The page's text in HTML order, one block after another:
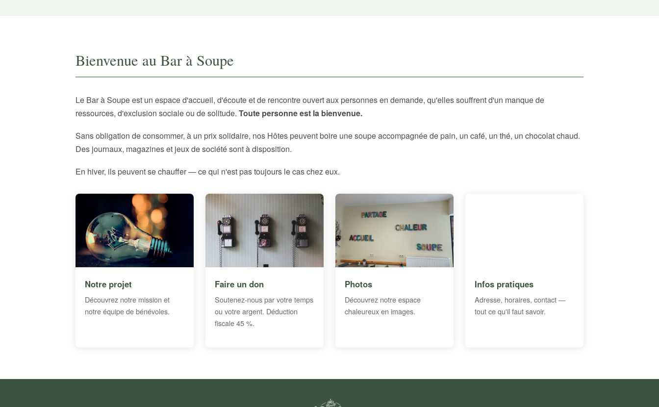
Bienvenue au Bar à Soupe
Le Bar à Soupe est un espace d'accueil, d'écoute et de rencontre ouvert aux personnes en demande, qu'elles souffrent d'un manque de
ressources, d'exclusion sociale ou de solitude. Toute personne est la bienvenue.
Sans obligation de consommer, à un prix solidaire, nos Hôtes peuvent boire une soupe accompagnée de pain, un café, un thé, un chocolat chaud.
Des journaux, magazines et jeux de société sont à disposition.
En hiver, ils peuvent se chauffer — ce qui n'est pas toujours le cas chez eux.
Notre projet
Découvrez notre mission et
notre équipe de bénévoles.
Faire un don
Soutenez-nous par votre temps
ou votre argent. Déduction
fiscale 45 %.
Photos
Découvrez notre espace
chaleureux en images.
Infos pratiques
Adresse, horaires, contact —
tout ce qu'il faut savoir.